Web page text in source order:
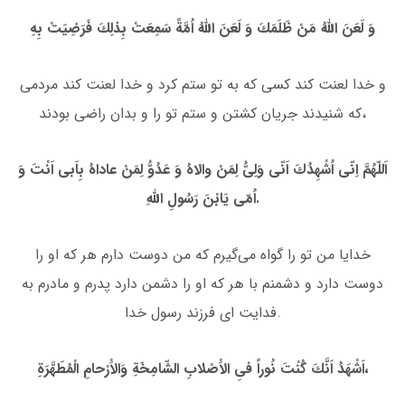
وَ لَعَنَ اللهُ مَنْ ظَلَمَكَ وَ لَعَنَ اللَّهُ اُمَّةً سَمِعَتْ بِذلِكَ فَرَضِیَتْ بِهِ
و خدا لعنت كند كسى كه به تو ستم كرد و خدا لعنت كند مردمى
كه شنیدند جریان كشتن و ستم تو را و بدان راضى بودند،
اَللّهُمَّ اِنّى اُشْهِدُكَ اَنّى وَلِىُّ لِمَنْ والاهُ وَ عَدُوُّ لِمَنْ عاداهُ بِاَبى اَنْتَ وَ
اُمّى یَابْنَ رَسُولِ اللَّهِ.
خدایا من تو را گواه مى‌گیرم كه من دوست دارم هر كه او را
دوست دارد و دشمنم با هر كه او را دشمن دارد پدرم و مادرم به
فدایت اى فرزند رسول خدا.
اَشْهَدُ اَنَّكَ كُنْتَ نُوراً فىِ الاَْصْلابِ الشّامِخَةِ وَالاَْرْحامِ الْمُطَهَّرَةِ،